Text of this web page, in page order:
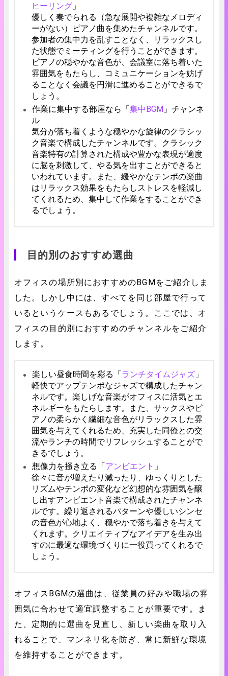
ヒーリング」
優しく奏でられる（急な展開や複雑なメロディ
ーがない）ピアノ曲を集めたチャンネルです。
参加者の集中力を乱すことなく、リラックスし
た状態でミーティングを行うことができます。
ピアノの穏やかな音色が、会議室に落ち着いた
雰囲気をもたらし、コミュニケーションを妨げ
ることなく会議を円滑に進めることができるで
しょう。
作業に集中する部屋なら「集中BGM」チャンネ
ル
気分が落ち着くような穏やかな旋律のクラシッ
ク音楽で構成したチャンネルです。クラシック
音楽特有の計算された構成や豊かな表現が適度
に脳を刺激して、やる気を出すことができると
いわれています。また、緩やかなテンポの楽曲
はリラックス効果をもたらしストレスを軽減し
てくれるため、集中して作業をすることができ
るでしょう。
目的別のおすすめ選曲
オフィスの場所別におすすめのBGMをご紹介しま
した。しかし中には、すべてを同じ部屋で行って
いるというケースもあるでしょう。ここでは、オ
フィスの目的別におすすめのチャンネルをご紹介
します。
楽しい昼食時間を彩る「ランチタイムジャズ」
軽快でアップテンポなジャズで構成したチャン
ネルです。楽しげな音楽がオフィスに活気とエ
ネルギーをもたらします。また、サックスやピ
アノの柔らかく繊細な音色がリラックスした雰
囲気を与えてくれるため、充実した同僚との交
流やランチの時間でリフレッシュすることがで
きるでしょう。
想像力を掻き立る「アンビエント 」
徐々に音が増えたり減ったり、ゆっくりとした
リズムやテンポの変化など幻想的な雰囲気を醸
し出すアンビエント音楽で構成されたチャンネ
ルです。繰り返されるパターンや優しいシンセ
の音色が心地よく、穏やかで落ち着きを与えて
くれます。クリエイティブなアイデアを生み出
すのに最適な環境づくりに一役買ってくれるで
しょう。
オフィスBGMの選曲は、従業員の好みや職場の雰
囲気に合わせて適宜調整することが重要です。ま
た、定期的に選曲を見直し、新しい楽曲を取り入
れることで、マンネリ化を防ぎ、常に新鮮な環境
を維持することができます。